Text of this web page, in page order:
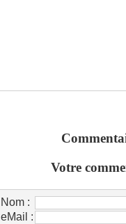
Votre
Nom :
eMail :